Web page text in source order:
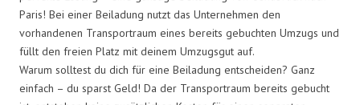
Paris! Bei einer Beiladung nutzt das Unternehmen den
vorhandenen Transportraum eines bereits gebuchten Umzugs und
füllt den freien Platz mit deinem Umzugsgut auf.
Warum solltest du dich für eine Beiladung entscheiden? Ganz
einfach – du sparst Geld! Da der Transportraum bereits gebucht